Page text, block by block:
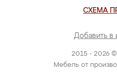
2015 - 2026
Мебель от
СХЕМА
Добавить в